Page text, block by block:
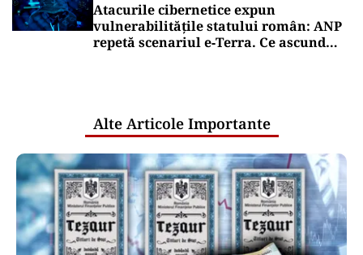
Atacurile cibernetice expun
vulnerabilitățile statului român: ANP
repetă scenariul e‑Terra. Ce ascund
Alte Articole Importante